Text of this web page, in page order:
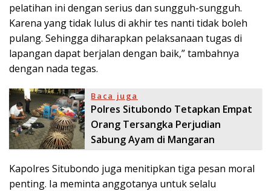
pelatihan ini dengan serius dan sungguh-sungguh.
Karena yang tidak lulus di akhir tes nanti tidak boleh
pulang. Sehingga diharapkan pelaksanaan tugas di
lapangan dapat berjalan dengan baik,” tambahnya
dengan nada tegas.
Baca juga
Polres Situbondo Tetapkan Empat
Orang Tersangka Perjudian
Sabung Ayam di Mangaran
Kapolres Situbondo juga menitipkan tiga pesan moral
penting. Ia meminta anggotanya untuk selalu